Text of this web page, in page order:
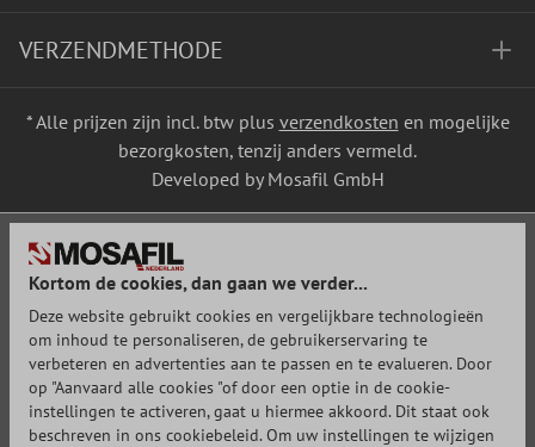
VERZENDMETHODE
* Alle prijzen zijn incl. btw plus verzendkosten en mogelijke
bezorgkosten, tenzij anders vermeld.
Developed by Mosafil GmbH
Kortom de cookies, dan gaan we verder...
Deze website gebruikt cookies en vergelijkbare technologieën
om inhoud te personaliseren, de gebruikerservaring te
verbeteren en advertenties aan te passen en te evalueren. Door
op "Aanvaard alle cookies "of door een optie in de cookie-
instellingen te activeren, gaat u hiermee akkoord. Dit staat ook
beschreven in ons cookiebeleid. Om uw instellingen te wijzigen